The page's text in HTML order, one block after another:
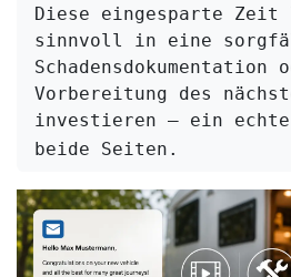
Diese eingesparte
sinnvoll in eine
Schadensdokumentation
Vorbereitung des
investieren – ein
beide Seiten.